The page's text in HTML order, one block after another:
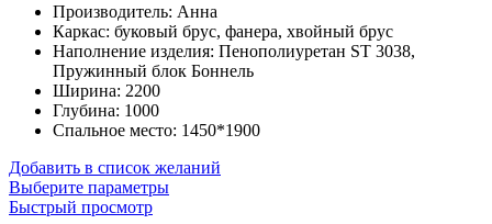
45,200
руб.
–
52,500
Производитель: Анна
Каркас: буковый брус, фанера, хвойный брус
Наполнение изделия: Пенополиуретан ST 3038,
Пружинный блок Боннель
Ширина: 2200
Глубина: 1000
Спальное место: 1450*1900
Добавить в список желаний
Выберите параметрыЭтот
Быстрый просмотр